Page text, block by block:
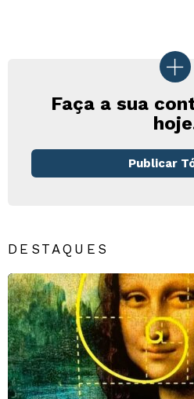
Faça a sua
Publicar
DESTAQUES